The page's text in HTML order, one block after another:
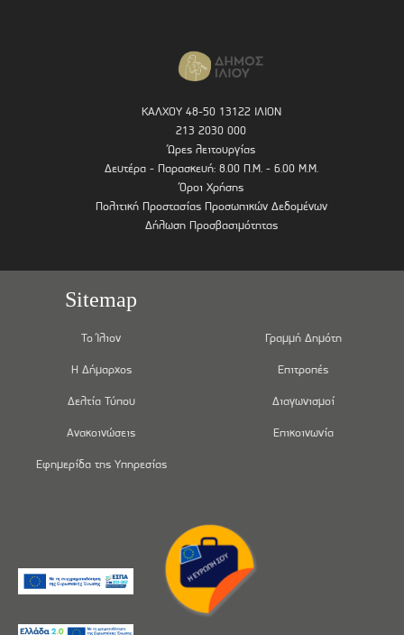
ΚΑΛΧΟΥ 48-50 13122 ΙΛΙΟΝ
213 2030 000
Ώρες λειτουργίας
Δευτέρα - Παρασκευή: 8.00 Π.Μ. - 6.00 Μ.Μ.
Όροι Χρήσης
Πολιτική Προστασίας Προσωπικών Δεδομένων
Δήλωση Προσβασιμότητας
Sitemap
Το Ίλιον
Η Δήμαρχος
Δελτία Τύπου
Ανακοινώσεις
Εφημερίδα της Υπηρεσίας
Γραμμή Δημότη
Επιτροπές
Διαγωνισμοί
Επικοινωνία